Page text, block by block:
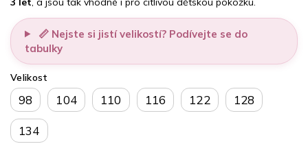
Velikost
98 104 110 116 122 128
134
📏 Nejste si jistí velikostí? Podívejte se do
tabulky